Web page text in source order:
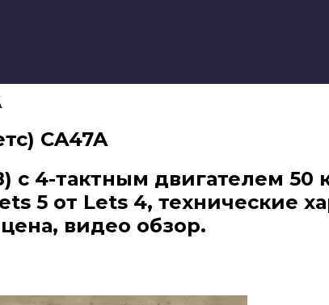
CA47A
с 4-тактным двигателем
5 от Lets 4, технические
видео обзор.